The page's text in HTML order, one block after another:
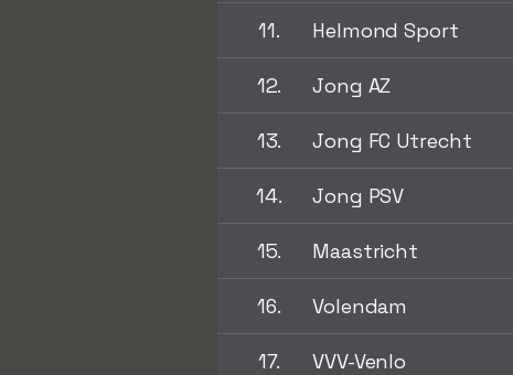
11. Helmond Sport
12. Jong AZ
13. Jong FC Utrecht
14. Jong PSV
15. Maastricht
16. Volendam
17. VVV-Venlo